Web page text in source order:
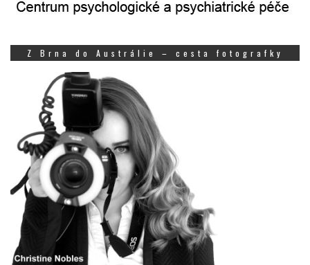
Z Brna do Austrálie – cesta fotografky